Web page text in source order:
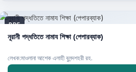
PDF
নূরানী পদ্ধতিতে নামায শিক্ষা (পেপারব্যাক)
লেখক:মাওলানা আশেক এলাহী বুলন্দশহরী রহ.